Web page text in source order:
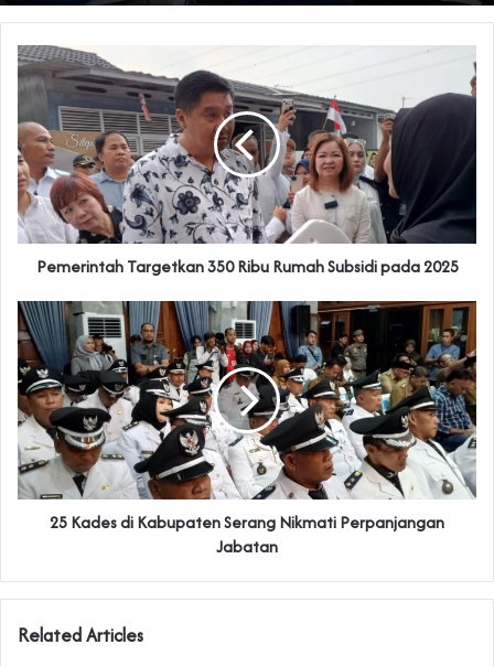
‎Pemerintah Targetkan 350 Ribu Rumah Subsidi pada 2025‎
25 Kades di Kabupaten Serang Nikmati Perpanjangan
Jabatan
Related Articles